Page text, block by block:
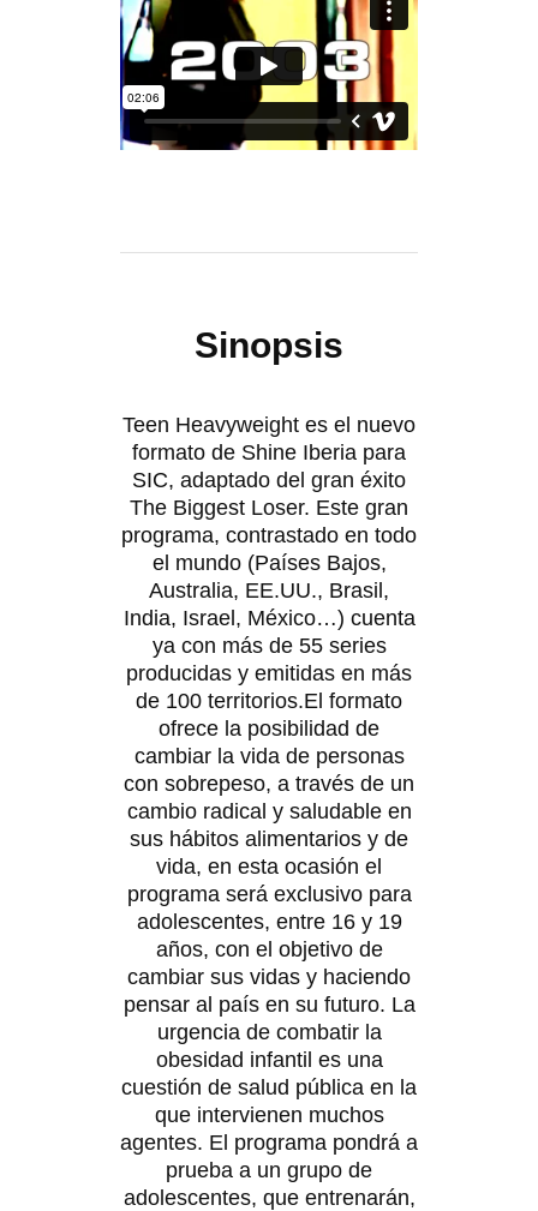
Sinopsis
Teen Heavyweight es el nuevo
formato de Shine Iberia para
SIC, adaptado del gran éxito
The Biggest Loser. Este gran
programa, contrastado en todo
el mundo (Países Bajos,
Australia, EE.UU., Brasil,
India, Israel, México…) cuenta
ya con más de 55 series
producidas y emitidas en más
de 100 territorios.El formato
ofrece la posibilidad de
cambiar la vida de personas
con sobrepeso, a través de un
cambio radical y saludable en
sus hábitos alimentarios y de
vida, en esta ocasión el
programa será exclusivo para
adolescentes, entre 16 y 19
años, con el objetivo de
cambiar sus vidas y haciendo
pensar al país en su futuro. La
urgencia de combatir la
obesidad infantil es una
cuestión de salud pública en la
que intervienen muchos
agentes. El programa pondrá a
prueba a un grupo de
adolescentes, que entrenarán,